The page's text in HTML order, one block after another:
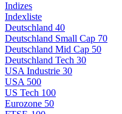
Indizes
Indexliste
Deutschland 40
Deutschland Small Cap 70
Deutschland Mid Cap 50
Deutschland Tech 30
USA Industrie 30
USA 500
US Tech 100
Eurozone 50